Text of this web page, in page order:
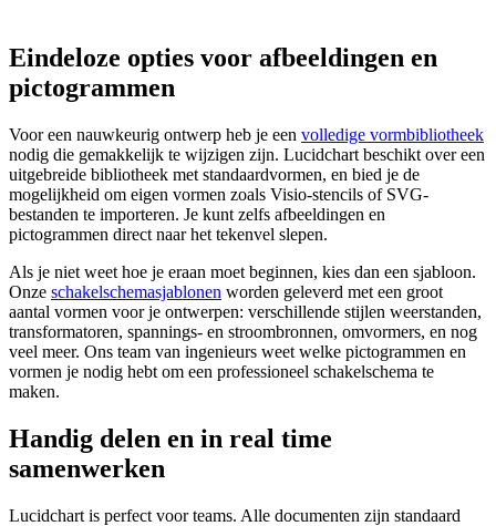
Eindeloze opties voor afbeeldingen en
pictogrammen
Voor een nauwkeurig ontwerp heb je een volledige vormbibliotheek
nodig die gemakkelijk te wijzigen zijn. Lucidchart beschikt over een
uitgebreide bibliotheek met standaardvormen, en bied je de
mogelijkheid om eigen vormen zoals Visio-stencils of SVG-
bestanden te importeren. Je kunt zelfs afbeeldingen en
pictogrammen direct naar het tekenvel slepen.
Als je niet weet hoe je eraan moet beginnen, kies dan een sjabloon.
Onze schakelschemasjablonen worden geleverd met een groot
aantal vormen voor je ontwerpen: verschillende stijlen weerstanden,
transformatoren, spannings- en stroombronnen, omvormers, en nog
veel meer. Ons team van ingenieurs weet welke pictogrammen en
vormen je nodig hebt om een professioneel schakelschema te
maken.
Handig delen en in real time
samenwerken
Lucidchart is perfect voor teams. Alle documenten zijn standaard